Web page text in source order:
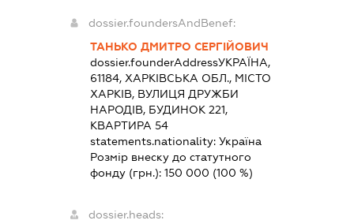
dossier.foundersAndBenef:
ТАНЬКО ДМИТРО СЕРГІЙОВИЧ
dossier.founderAddressУКРАЇНА,
61184, ХАРКІВСЬКА ОБЛ., МІСТО
ХАРКІВ, ВУЛИЦЯ ДРУЖБИ
НАРОДІВ, БУДИНОК 221,
КВАРТИРА 54
statements.nationality: Україна
Розмір внеску до статутного
фонду (грн.): 150 000 (100 %)
dossier.heads: